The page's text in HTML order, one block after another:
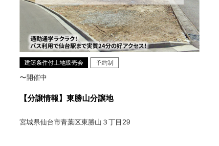
建築条件付土地販売会 予約制
〜開催中
【分譲情報】東勝山分譲地
宮城県仙台市青葉区東勝山３丁目29